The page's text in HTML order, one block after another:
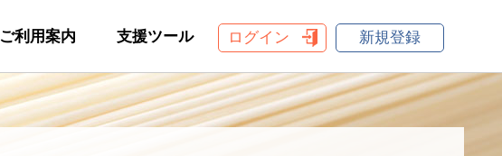
ご利用案内 支援ツール ログイン 新規登録